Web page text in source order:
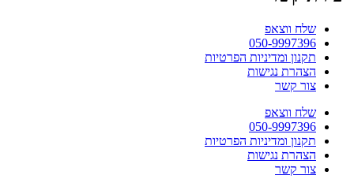
שלח ווצאפ
050-9997396
תקנון ומדיניות הפרטיות
הצהרת נגישות
צור קשר
שלח ווצאפ
050-9997396
תקנון ומדיניות הפרטיות
הצהרת נגישות
צור קשר